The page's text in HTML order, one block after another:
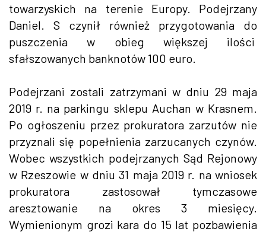
towarzyskich na terenie Europy. Podejrzany
Daniel. S czynił również przygotowania do
puszczenia w obieg większej ilości
sfałszowanych banknotów 100 euro.
Podejrzani zostali zatrzymani w dniu 29 maja
2019 r. na parkingu sklepu Auchan w Krasnem.
Po ogłoszeniu przez prokuratora zarzutów nie
przyznali się popełnienia zarzucanych czynów.
Wobec wszystkich podejrzanych Sąd Rejonowy
w Rzeszowie w dniu 31 maja 2019 r. na wniosek
prokuratora zastosował tymczasowe
aresztowanie na okres 3 miesięcy.
Wymienionym grozi kara do 15 lat pozbawienia